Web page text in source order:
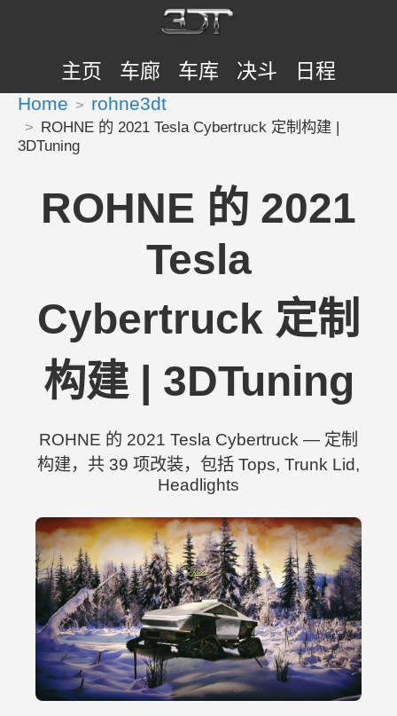
主页 车廊 车库 决斗 日程
Home rohne3dt
ROHNE 的 2021 Tesla Cybertruck 定制构建 |
3DTuning
ROHNE 的 2021
Tesla
Cybertruck 定制
构建 | 3DTuning
ROHNE 的 2021 Tesla Cybertruck — 定制
构建，共 39 项改装，包括 Tops, Trunk Lid,
Headlights